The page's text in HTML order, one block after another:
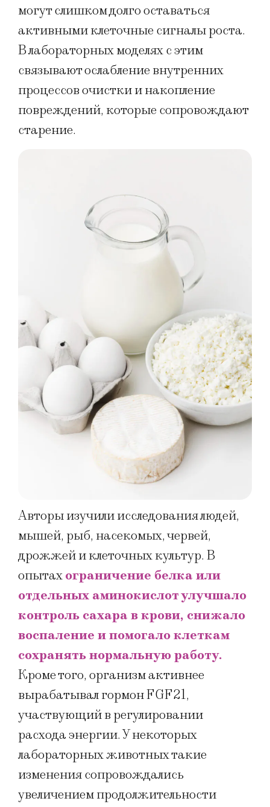
могут слишком долго оставаться
активными клеточные сигналы роста.
В лабораторных моделях с этим
связывают ослабление внутренних
процессов очистки и накопление
повреждений, которые сопровождают
старение.
Авторы изучили исследования людей,
мышей, рыб, насекомых, червей,
дрожжей и клеточных культур. В
опытахограничение белка или
отдельных аминокислот улучшало
контроль сахара в крови, снижало
воспаление и помогало клеткам
сохранять нормальную работу.
Кроме того, организм активнее
вырабатывал гормон FGF21,
участвующий в регулировании
расхода энергии. У некоторых
лабораторных животных такие
изменения сопровождались
увеличением продолжительности